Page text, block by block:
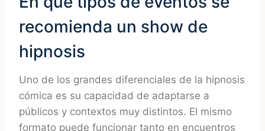
recomienda un show de
hipnosis
Uno de los grandes diferenciales de la hipnosis
cómica es su capacidad de adaptarse a
públicos y contextos muy distintos. El mismo
formato puede funcionar tanto en encuentros